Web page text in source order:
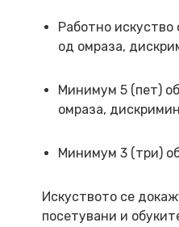
Работно искуство
од омраза,
Минимум 5 (пет)
омраза,
Минимум 3 (три)
Искуството се
посетувани и